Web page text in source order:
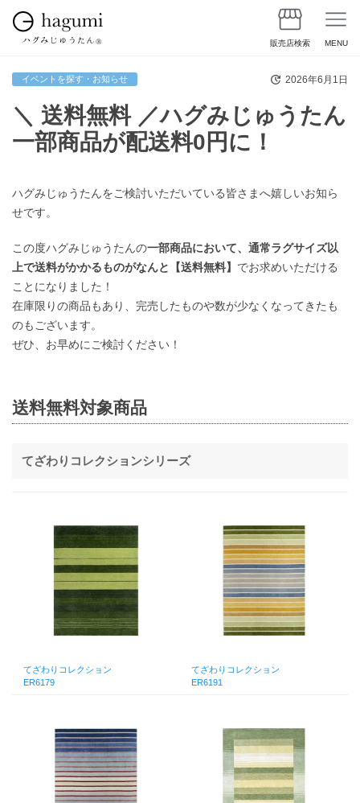
販売店検索 MENU
＼ 送料無料 ／ハグみじゅうたん
一部商品が配送料0円に！
イベントを探す・お知らせ 2026年6月1日
ハグみじゅうたんをご検討いただいている皆さまへ嬉しいお知ら
せです。
この度ハグみじゅうたんの一部商品において、通常ラグサイズ以
上で送料がかかるものがなんと【送料無料】 でお求めいただける
ことになりました！
在庫限りの商品もあり、完売したものや数が少なくなってきたも
のもございます。
ぜひ、お早めにご検討ください！
送料無料対象商品
てざわりコレクションシリーズ
てざわりコレクション
ER6179
てざわりコレクション
ER6191